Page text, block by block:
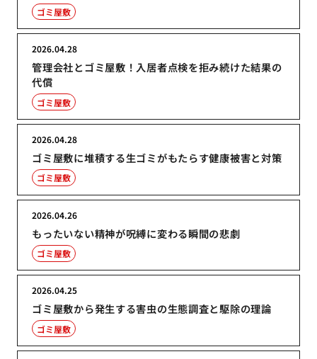
ゴミ屋敷
管理会社とゴミ屋敷！入居者点検を拒み続けた結果の
代償
2026.04.28
ゴミ屋敷
ゴミ屋敷に堆積する生ゴミがもたらす健康被害と対策
2026.04.28
ゴミ屋敷
もったいない精神が呪縛に変わる瞬間の悲劇
2026.04.26
ゴミ屋敷
ゴミ屋敷から発生する害虫の生態調査と駆除の理論
2026.04.25
ゴミ屋敷